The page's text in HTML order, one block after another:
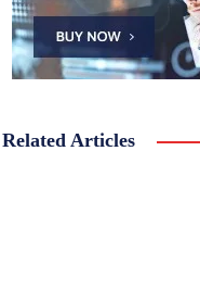
Related Articles